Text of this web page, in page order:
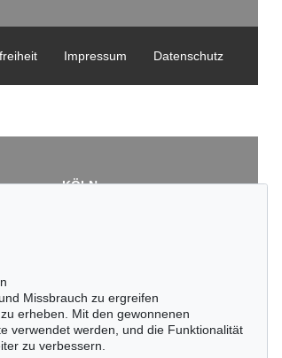
Datenschutz
Impressum
KÖLN
infokoeln@kettererkunst.de
Missbrauch zu ergreifen
erheben. Mit den gewonnenen
verwendet werden, und die Funktionalität
zu verbessern.